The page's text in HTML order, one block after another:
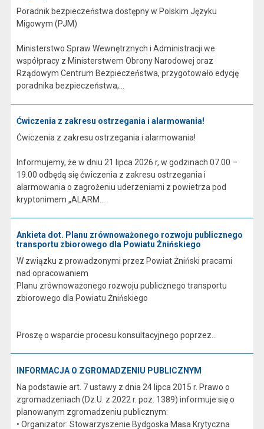
Poradnik bezpieczeństwa dostępny w Polskim Języku
Migowym (PJM)
Ministerstwo Spraw Wewnętrznych i Administracji we
współpracy z Ministerstwem Obrony Narodowej oraz
Rządowym Centrum Bezpieczeństwa, przygotowało edycję
poradnika bezpieczeństwa,...
Ćwiczenia z zakresu ostrzegania i alarmowania!
Ćwiczenia z zakresu ostrzegania i alarmowania!
Informujemy, że w dniu 21 lipca 2026 r, w godzinach 07.00 –
19.00 odbędą się ćwiczenia z zakresu ostrzegania i
alarmowania o zagrożeniu uderzeniami z powietrza pod
kryptonimem „ALARM...
Ankieta dot. Planu zrównoważonego rozwoju publicznego
transportu zbiorowego dla Powiatu Żnińskiego
W związku z prowadzonymi przez Powiat Żniński pracami
nad opracowaniem
Planu zrównoważonego rozwoju publicznego transportu
zbiorowego dla Powiatu Żnińskiego
Proszę o wsparcie procesu konsultacyjnego poprzez...
INFORMACJA O ZGROMADZENIU PUBLICZNYM
Na podstawie art. 7 ustawy z dnia 24 lipca 2015 r. Prawo o
zgromadzeniach (Dz.U. z 2022 r. poz. 1389) informuje się o
planowanym zgromadzeniu publicznym:
• Organizator: Stowarzyszenie Bydgoska Masa Krytyczna